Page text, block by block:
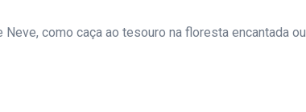
como caça ao tesouro na floresta encantada ou